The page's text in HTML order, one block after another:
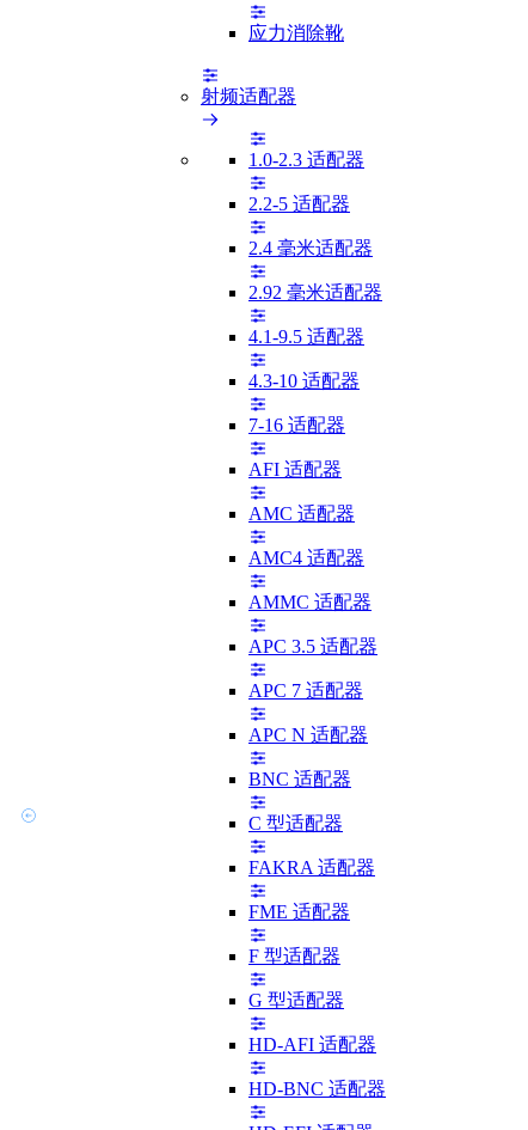
应力消除靴
射频适配器
1.0-2.3 适配器
2.2-5 适配器
2.4 毫米适配器
2.92 毫米适配器
4.1-9.5 适配器
4.3-10 适配器
7-16 适配器
AFI 适配器
AMC 适配器
AMC4 适配器
AMMC 适配器
APC 3.5 适配器
APC 7 适配器
APC N 适配器
BNC 适配器
C 型适配器
FAKRA 适配器
FME 适配器
F 型适配器
G 型适配器
HD-AFI 适配器
HD-BNC 适配器